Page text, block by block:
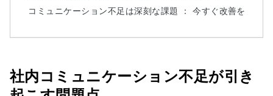
コミュニケーション不足は深刻な課題 ： 今すぐ改善を
社内コミュニケーション不足が引き